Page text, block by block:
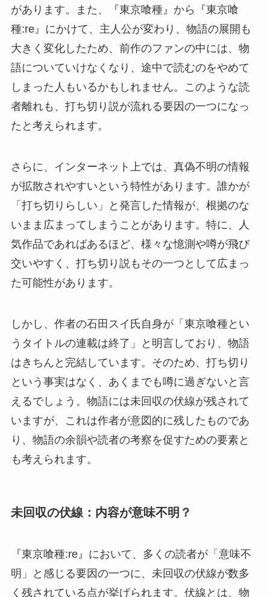
があります。また、『東京喰種』から『東京喰
種:re』にかけて、主人公が変わり、物語の展開も
大きく変化したため、前作のファンの中には、物
語についていけなくなり、途中で読むのをやめて
しまった人もいるかもしれません。このような読
者離れも、打ち切り説が流れる要因の一つになっ
たと考えられます。
さらに、インターネット上では、真偽不明の情報
が拡散されやすいという特性があります。誰かが
「打ち切りらしい」と発言した情報が、根拠のな
いまま広まってしまうことがあります。特に、人
気作品であればあるほど、様々な憶測や噂が飛び
交いやすく、打ち切り説もその一つとして広まっ
た可能性があります。
しかし、作者の石田スイ氏自身が「東京喰種とい
うタイトルの連載は終了」と明言しており、物語
はきちんと完結しています。そのため、打ち切り
という事実はなく、あくまでも噂に過ぎないと言
えるでしょう。物語には未回収の伏線が残されて
いますが、これは作者が意図的に残したものであ
り、物語の余韻や読者の考察を促すための要素と
も考えられます。
未回収の伏線：内容が意味不明？
『東京喰種:re』において、多くの読者が「意味不
明」と感じる要因の一つに、未回収の伏線が数多
く残されている点が挙げられます。伏線とは、物